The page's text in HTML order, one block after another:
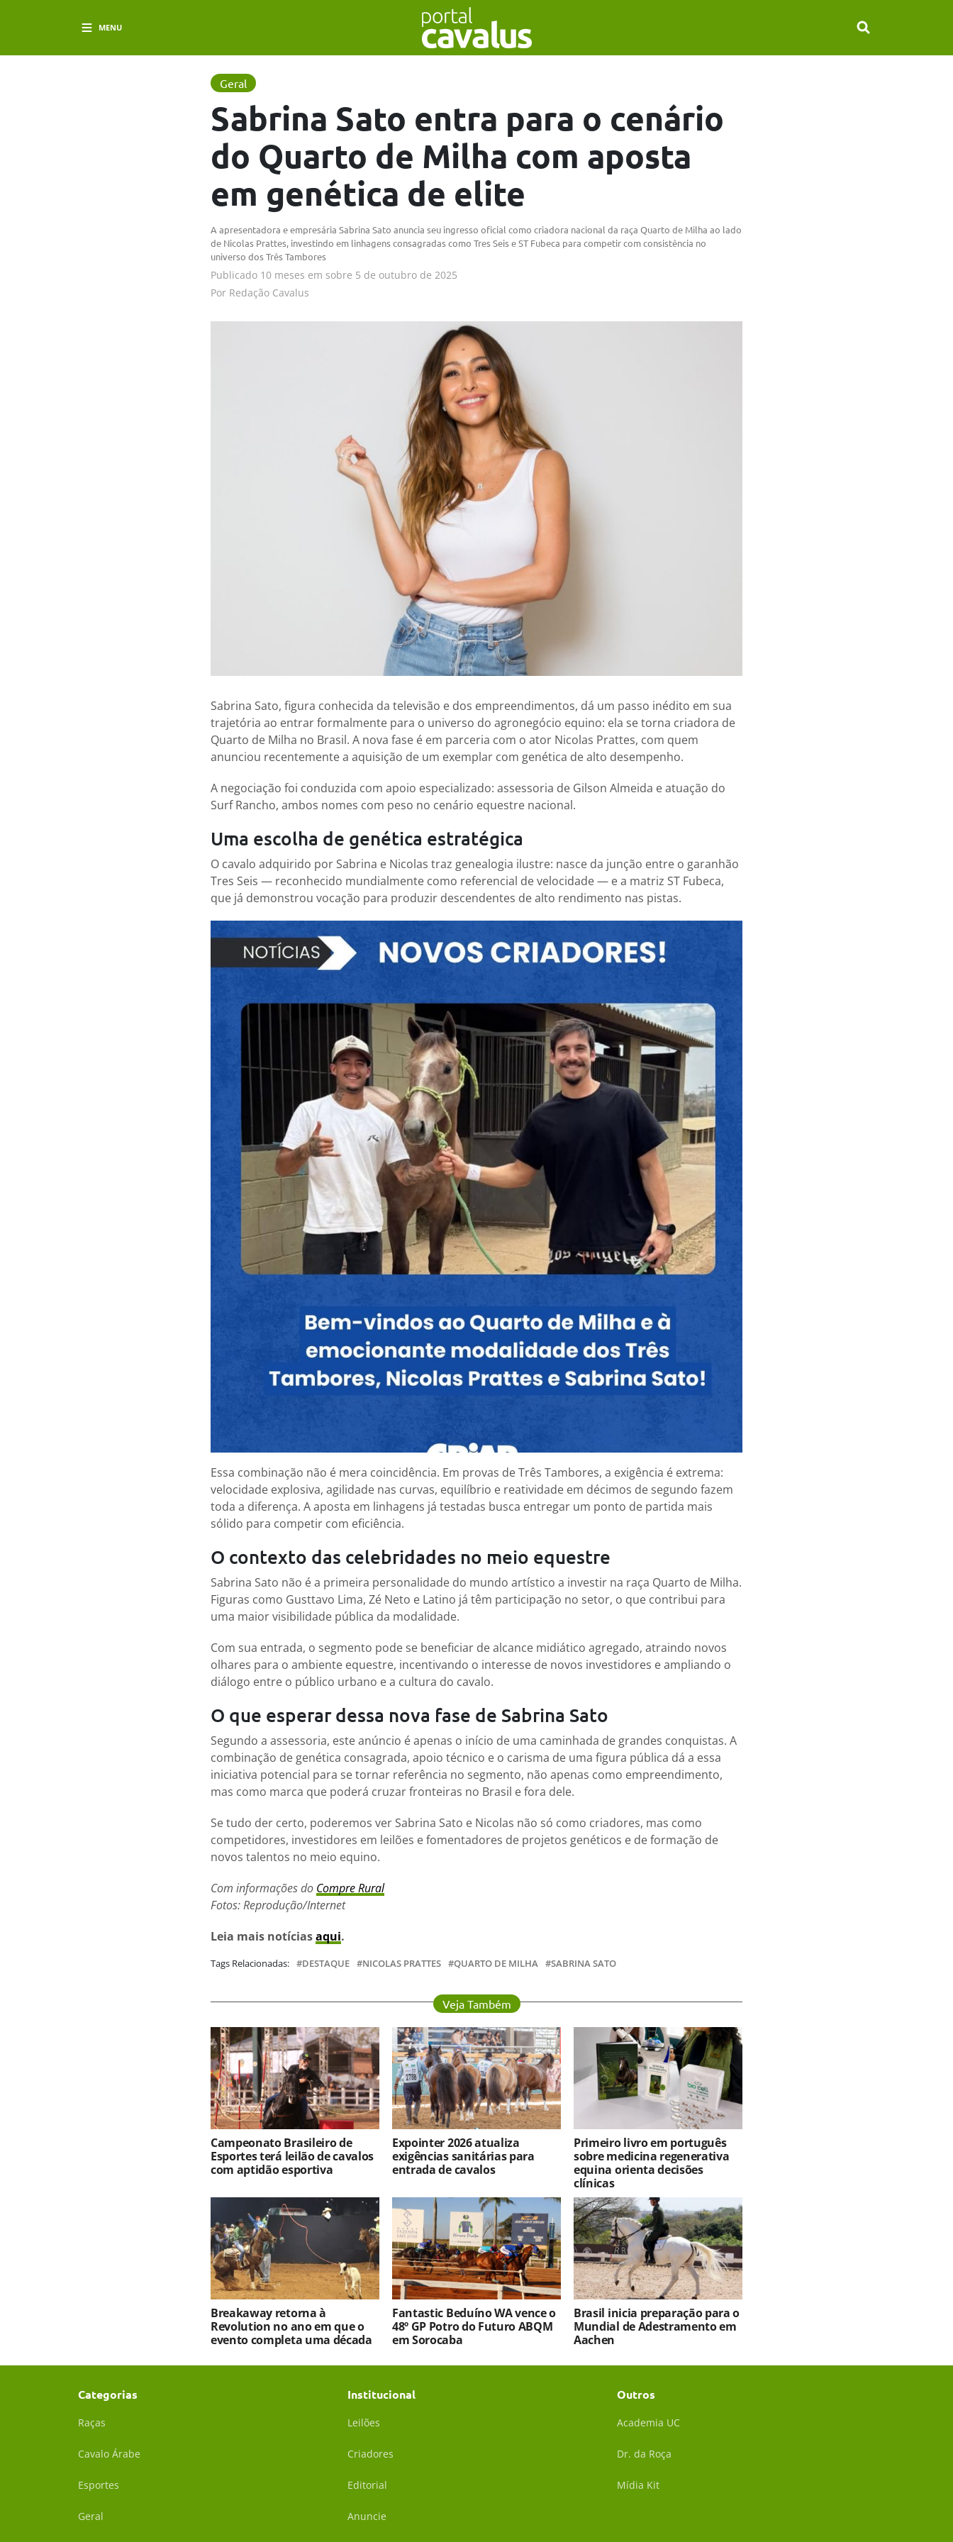
MENU
Geral
Sabrina Sato entra para o cenário
do Quarto de Milha com aposta
em genética de elite
A apresentadora e empresária Sabrina Sato anuncia seu ingresso oficial como criadora nacional da raça Quarto de Milha ao lado
de Nicolas Prattes, investindo em linhagens consagradas como Tres Seis e ST Fubeca para competir com consistência no
universo dos Três Tambores
Publicado 10 meses em sobre 5 de outubro de 2025
Por Redação Cavalus
Sabrina Sato, figura conhecida da televisão e dos empreendimentos, dá um passo inédito em sua
trajetória ao entrar formalmente para o universo do agronegócio equino: ela se torna criadora de
Quarto de Milha no Brasil. A nova fase é em parceria com o ator Nicolas Prattes, com quem
anunciou recentemente a aquisição de um exemplar com genética de alto desempenho.
A negociação foi conduzida com apoio especializado: assessoria de Gilson Almeida e atuação do
Surf Rancho, ambos nomes com peso no cenário equestre nacional.
Uma escolha de genética estratégica
O cavalo adquirido por Sabrina e Nicolas traz genealogia ilustre: nasce da junção entre o garanhão
Tres Seis — reconhecido mundialmente como referencial de velocidade — e a matriz ST Fubeca,
que já demonstrou vocação para produzir descendentes de alto rendimento nas pistas.
Essa combinação não é mera coincidência. Em provas de Três Tambores, a exigência é extrema:
velocidade explosiva, agilidade nas curvas, equilíbrio e reatividade em décimos de segundo fazem
toda a diferença. A aposta em linhagens já testadas busca entregar um ponto de partida mais
sólido para competir com eficiência.
O contexto das celebridades no meio equestre
Sabrina Sato não é a primeira personalidade do mundo artístico a investir na raça Quarto de Milha.
Figuras como Gusttavo Lima, Zé Neto e Latino já têm participação no setor, o que contribui para
uma maior visibilidade pública da modalidade.
Com sua entrada, o segmento pode se beneficiar de alcance midiático agregado, atraindo novos
olhares para o ambiente equestre, incentivando o interesse de novos investidores e ampliando o
diálogo entre o público urbano e a cultura do cavalo.
O que esperar dessa nova fase de Sabrina Sato
Segundo a assessoria, este anúncio é apenas o início de uma caminhada de grandes conquistas. A
combinação de genética consagrada, apoio técnico e o carisma de uma figura pública dá a essa
iniciativa potencial para se tornar referência no segmento, não apenas como empreendimento,
mas como marca que poderá cruzar fronteiras no Brasil e fora dele.
Se tudo der certo, poderemos ver Sabrina Sato e Nicolas não só como criadores, mas como
competidores, investidores em leilões e fomentadores de projetos genéticos e de formação de
novos talentos no meio equino.
Com informações do Compre Rural
Fotos: Reprodução/Internet
Leia mais notíciasaqui.
Tags Relacionadas: DESTAQUE NICOLAS PRATTES QUARTO DE MILHA SABRINA SATO
Veja Também
Campeonato Brasileiro de
Esportes terá leilão de cavalos
com aptidão esportiva
Expointer 2026 atualiza
exigências sanitárias para
entrada de cavalos
Primeiro livro em português
sobre medicina regenerativa
equina orienta decisões
clínicas
Breakaway retorna à
Revolution no ano em que o
evento completa uma década
Fantastic Beduíno WA vence o
48º GP Potro do Futuro ABQM
em Sorocaba
Brasil inicia preparação para o
Mundial de Adestramento em
Aachen
Categorias
Raças
Cavalo Árabe
Esportes
Geral
Institucional
Leilões
Criadores
Editorial
Anuncie
Outros
Academia UC
Dr. da Roça
Mídia Kit